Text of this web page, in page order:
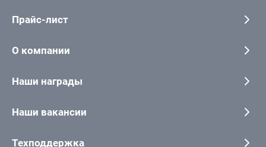
Прайс-лист
О компании
Наши награды
Наши вакансии
Техподдержка